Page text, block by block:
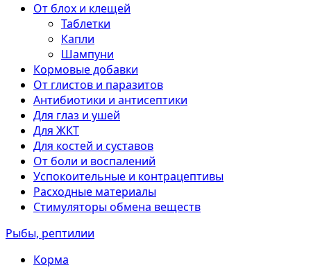
От блох и клещей
Таблетки
Капли
Шампуни
Кормовые добавки
От глистов и паразитов
Антибиотики и антисептики
Для глаз и ушей
Для ЖКТ
Для костей и суставов
От боли и воспалений
Успокоительные и контрацептивы
Расходные материалы
Стимуляторы обмена веществ
Рыбы, рептилии
Корма